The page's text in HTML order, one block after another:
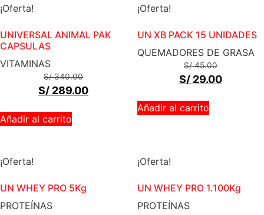
¡Oferta!
UNIVERSAL ANIMAL PAK
CAPSULAS
VITAMINAS
S/340.00
S/ 289.00
Añadir al carrito
¡Oferta!
UN XB PACK 15 UNIDADES
QUEMADORES DE GRASA
S/45.00
S/29.00
Añadir al carrito
¡Oferta!
UN WHEY PRO 5Kg
PROTEÍNAS
¡Oferta!
UN WHEY PRO 1.100Kg
PROTEÍNAS